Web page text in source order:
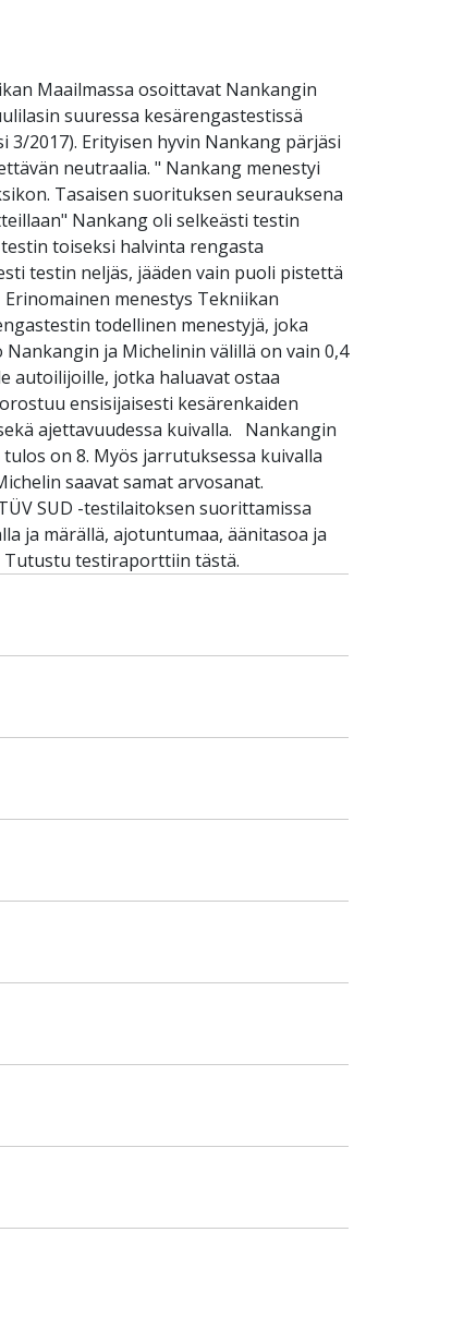
Maailmassa osoittavat Nankangin
suuressa kesärengastestissä
2017). Erityisen hyvin Nankang pärjäsi
neutraalia. " Nankang menestyi
Tasaisen suorituksen seurauksena
Nankang oli selkeästi testin
toiseksi halvinta rengasta
testin neljäs, jääden vain puoli pistettä
menestys Tekniikan
todellinen menestyjä, joka
ja Michelinin välillä on vain 0,4
autoilijoille, jotka haluavat ostaa
ensisijaisesti kesärenkaiden
ajettavuudessa kuivalla. Nankangin
on 8. Myös jarrutuksessa kuivalla
saavat samat arvosanat.
SUD -testilaitoksen suorittamissa
ja märällä, ajotuntumaa, äänitasoa ja
Tutustu testiraporttiin tästä.